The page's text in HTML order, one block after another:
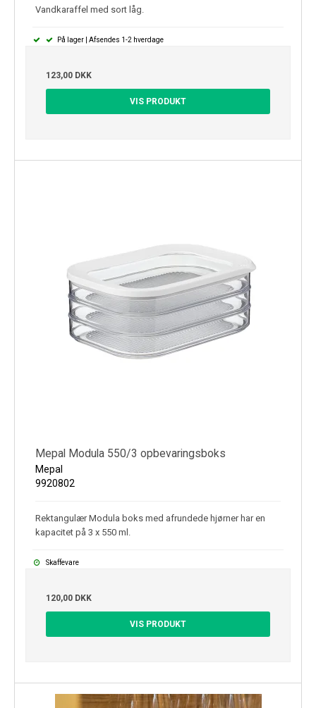
Vandkaraffel med sort låg.
På lager | Afsendes 1-2 hverdage
123,00 DKK
VIS PRODUKT
Mepal Modula 550/3 opbevaringsboks
Mepal
9920802
Rektangulær Modula boks med afrundede hjørner har en
kapacitet på 3 x 550 ml.
Skaffevare
120,00 DKK
VIS PRODUKT